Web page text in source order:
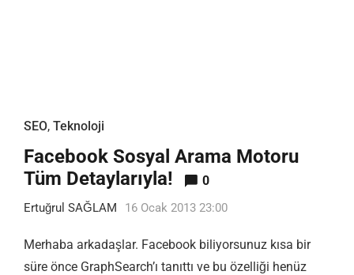
SEO, Teknoloji
Facebook Sosyal Arama Motoru
Tüm Detaylarıyla!
0
Ertuğrul SAĞLAM 16 Ocak 2013 23:00
Merhaba arkadaşlar. Facebook biliyorsunuz kısa bir
süre önce GraphSearch’ı tanıttı ve bu özelliği henüz